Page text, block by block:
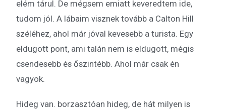
elém tárul. De mégsem emiatt keveredtem ide,
tudom jól. A lábaim visznek tovább a Calton Hill
széléhez, ahol már jóval kevesebb a turista. Egy
eldugott pont, ami talán nem is eldugott, mégis
csendesebb és őszintébb. Ahol már csak én
vagyok.
Hideg van. borzasztóan hideg, de hát milyen is